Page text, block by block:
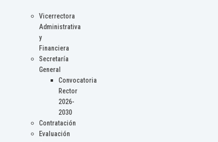
Vicerrectora
Administrativa
y
Financiera
Secretaría
General
Convocatoria
Rector
2026-
2030
Contratación
Evaluación